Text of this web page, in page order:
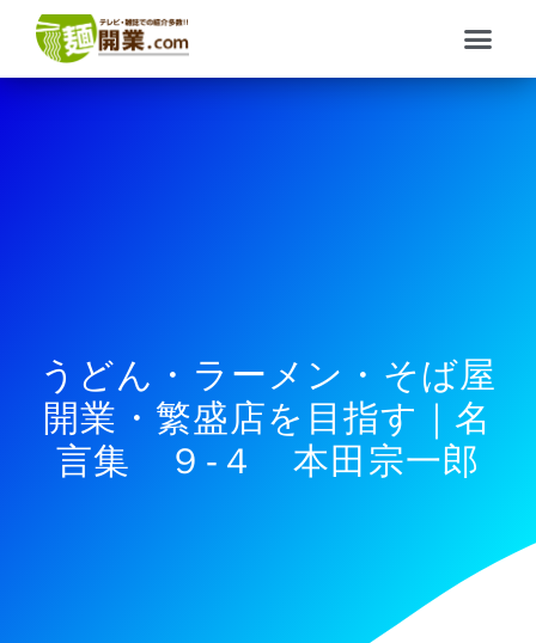
メ
ニ
ュ
うどん・ラーメン・そば屋
開業・繁盛店を目指す｜名
言集 ９-４ 本田宗一郎